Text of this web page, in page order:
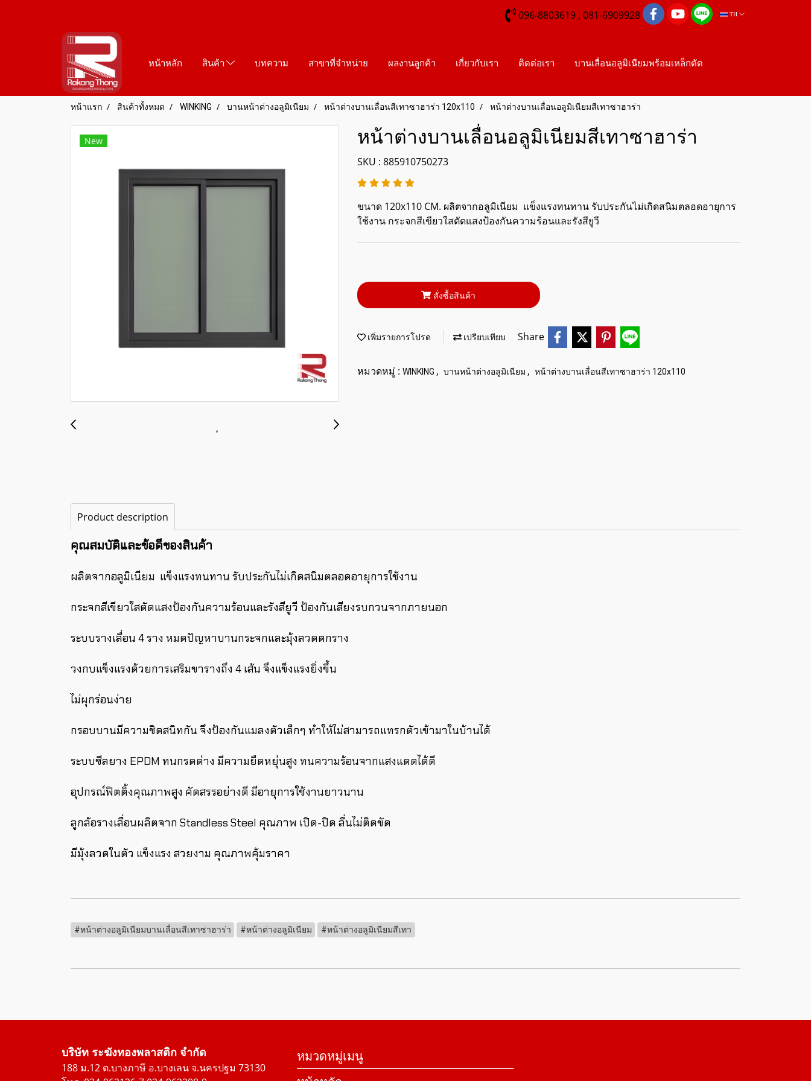
096-8803619 , 081-6909928 TH
หน้าหลัก สินค้า บทความ สาขาที่จำหน่าย ผลงานลูกค้า เกี่ยวกับเรา ติดต่อเรา บานเลื่อนอลูมิเนียมพร้อมเหล็กดัด
หน้าแรก สินค้าทั้งหมด WINKING บานหน้าต่างอลูมิเนียม หน้าต่างบานเลื่อนสีเทาซาฮาร่า 120x110 หน้าต่างบานเลื่อนอลูมิเนียมสีเทาซาฮาร่า
New หน้าต่างบานเลื่อนอลูมิเนียมสีเทาซาฮาร่า
SKU : 885910750273
ขนาด 120x110 CM. ผลิตจากอลูมิเนียม แข็งแรงทนทาน รับประกันไม่เกิดสนิมตลอดอายุการ
ใช้งาน กระจกสีเขียวใสตัดแสงป้องกันความร้อนและรังสียูวี
สั่งซื้อสินค้า
เพิ่มรายการโปรด เปรียบเทียบ Share
หมวดหมู่ : WINKING , บานหน้าต่างอลูมิเนียม , หน้าต่างบานเลื่อนสีเทาซาฮาร่า 120x110
Product description
คุณสมบัติและข้อดีของสินค้า
ผลิตจากอลูมิเนียม แข็งแรงทนทาน รับประกันไม่เกิดสนิมตลอดอายุการใช้งาน
กระจกสีเขียวใสตัดแสงป้องกันความร้อนและรังสียูวี ป้องกันเสียงรบกวนจากภายนอก
ระบบรางเลื่อน 4 ราง หมดปัญหาบานกระจกและมุ้งลวดตกราง
วงกบแข็งแรงด้วยการเสริมขารางถึง 4 เส้น จึงแข็งแรงยิ่งขึ้น
ไม่ผุกร่อนง่าย
กรอบบานมีความชิดสนิทกัน จึงป้องกันแมลงตัวเล็กๆ ทำให้ไม่สามารถแทรกตัวเข้ามาในบ้านได้
ระบบซีลยาง EPDM ทนกรดด่าง มีความยืดหยุ่นสูง ทนความร้อนจากแสงแดดได้ดี
อุปกรณ์ฟิตติ้งคุณภาพสูง คัดสรรอย่างดี มีอายุการใช้งานยาวนาน
ลูกล้อรางเลื่อนผลิตจาก Standless Steel คุณภาพ เปิด-ปิด ลื่นไม่ติดขัด
มีมุ้งลวดในตัว แข็งแรง สวยงาม คุณภาพคุ้มราคา
#หน้าต่างอลูมิเนียมบานเลื่อนสีเทาซาฮาร่า #หน้าต่างอลูมิเนียม #หน้าต่างอลูมิเนียมสีเทา
บริษัท ระฆังทองพลาสติก จำกัด
188 ม.12 ต.บางภาษี อ.บางเลน จ.นครปฐม 73130
หมวดหมู่เมนู